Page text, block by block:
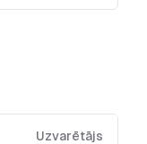
Uzvarētājs